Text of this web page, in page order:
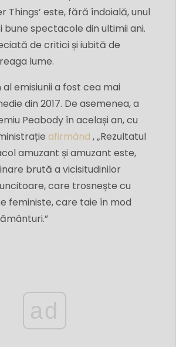
Things’ este, fără îndoială, unul
spectacole din ultimii ani.
de critici și iubită de
lume.
al emisiunii a fost cea mai
din 2017. De asemenea, a
Peabody în același an, cu
afirmând , „Rezultatul
amuzant și amuzant este,
brută a vicisitudinilor
care trosnește cu
feministe, care taie în mod
ad